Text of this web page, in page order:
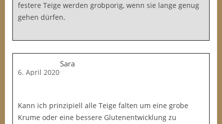
festere Teige werden grobporig, wenn sie lange genug
gehen dürfen.
Sara
6. April 2020
Kann ich prinzipiell alle Teige falten um eine grobe
Krume oder eine bessere Glutenentwicklung zu